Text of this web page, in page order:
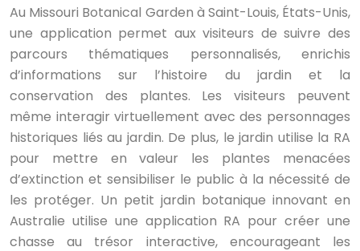
Au Missouri Botanical Garden à Saint-Louis, États-Unis,
une application permet aux visiteurs de suivre des
parcours thématiques personnalisés, enrichis
d’informations sur l’histoire du jardin et la
conservation des plantes. Les visiteurs peuvent
même interagir virtuellement avec des personnages
historiques liés au jardin. De plus, le jardin utilise la RA
pour mettre en valeur les plantes menacées
d’extinction et sensibiliser le public à la nécessité de
les protéger. Un petit jardin botanique innovant en
Australie utilise une application RA pour créer une
chasse au trésor interactive, encourageant les